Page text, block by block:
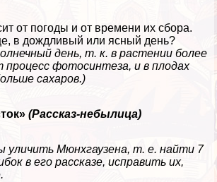
от погоды и от времени их сбора.
в дождливый или ясный день?
день, т. к. в растении более
процесс фотосинтеза, и в плодах
сахаров.)
(Рассказ-небылица)
уличить Мюнхгаузена, т. е. найти 7
в его рассказе, исправить их,